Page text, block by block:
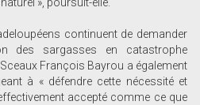
», poursuit-elle.
continuent de demander
des sargasses en catastrophe
François Bayrou a également
à « défendre cette nécessité et
accepté comme ce que